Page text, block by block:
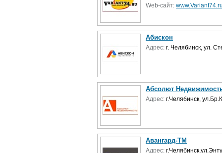
Web-сайт:
Абискон
Адрес: г. Челябинск, ул.
Абсолют
Адрес: г.Челябинск,
Авангард-ТМ
Адрес: